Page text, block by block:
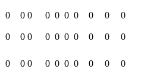
0 0 0 0 0 0 0 0 0 0
0 0 0 0 0 0 0 0 0 0
0 0 0 0 0 0 0 0 0 0